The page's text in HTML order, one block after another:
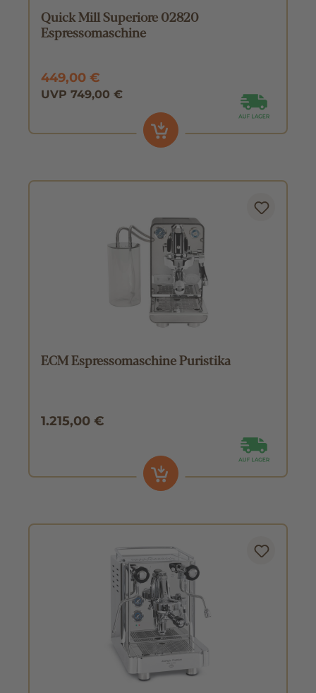
Quick Mill Superiore 02820
Espressomaschine
449,00 €
UVP 749,00 €
ECM Espressomaschine Puristika
1.215,00 €